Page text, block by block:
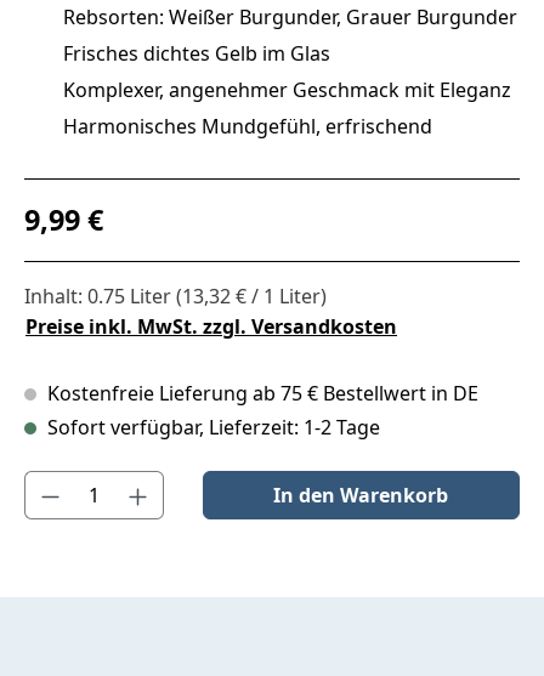
Rebsorten: Weißer Burgunder, Grauer Burgunder
Frisches dichtes Gelb im Glas
Komplexer, angenehmer Geschmack mit Eleganz
Harmonisches Mundgefühl, erfrischend
Regulärer Preis:
9,99 €
Inhalt: 0.75 Liter(13,32 € / 1 Liter)
Preise inkl. MwSt. zzgl. Versandkosten
Kostenfreie Lieferung ab 75 € Bestellwert in DE
Sofort verfügbar, Lieferzeit: 1-2 Tage
Produkt Anzahl: Gib den gewünschten Wert ein oder benutze
In den Warenkorb